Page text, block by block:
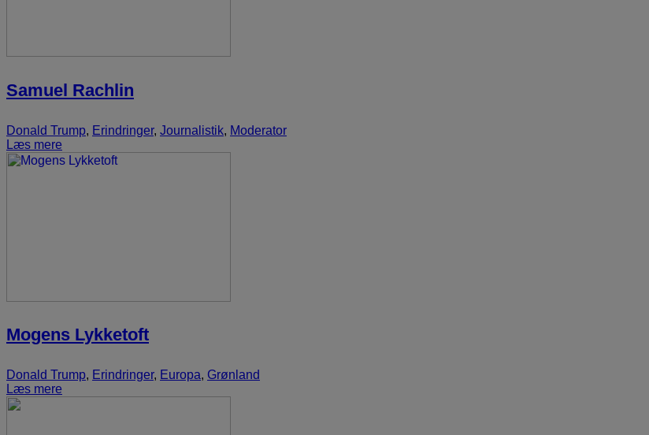
Samuel Rachlin
Donald Trump, Erindringer, Journalistik, Moderator
Læs mere
Mogens Lykketoft
Donald Trump, Erindringer, Europa, Grønland
Læs mere